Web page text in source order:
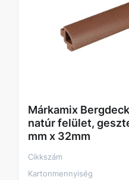
Márkamix
natúr felület,
mm x 32mm
Cikkszám
Kartonmennyiség